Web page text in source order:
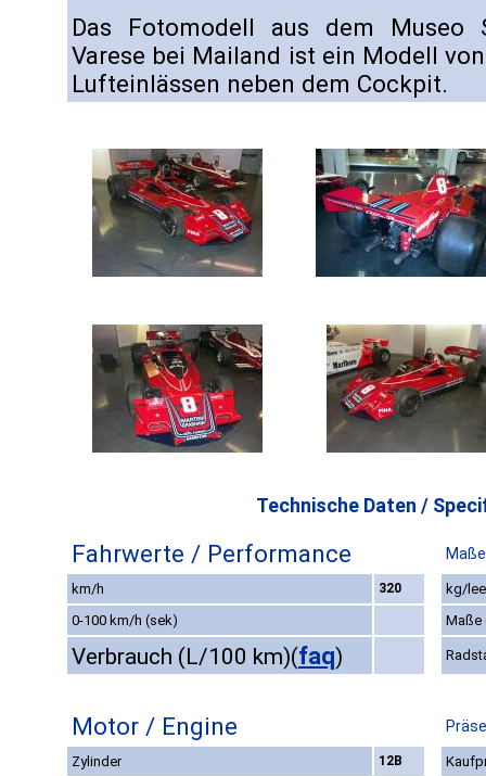
Das Fotomodell aus dem
Varese bei Mailand ist ein Modell
Lufteinlässen neben dem Cockpit.
Technische Daten /
Fahrwerte / Performance
km/h 320
kg/
0-100 km/h (sek)
Maße
Verbrauch (L/100 km)(faq)
Motor / Engine
Zylinder 12B